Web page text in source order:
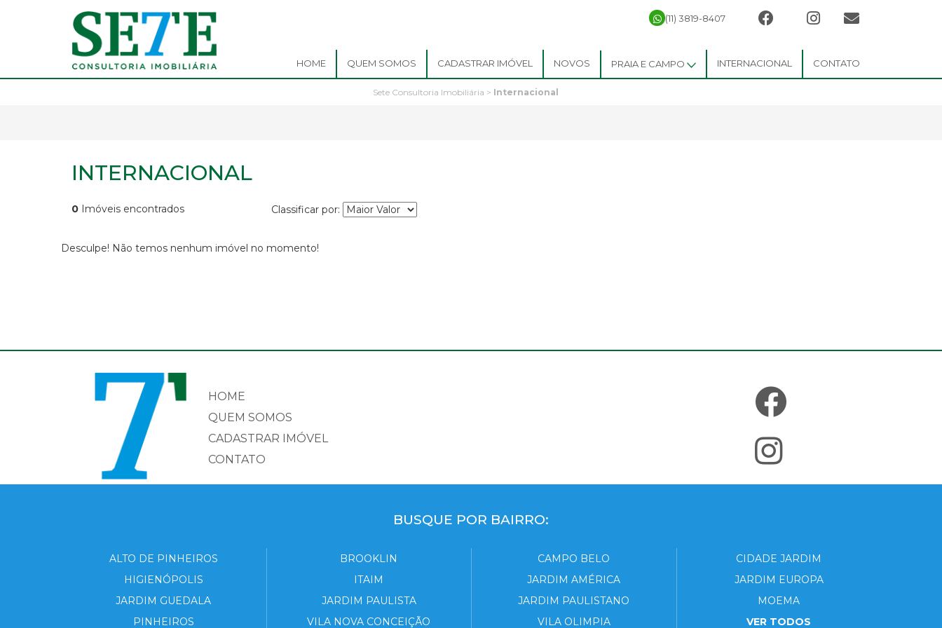
(11) 3819-8407
HOME QUEM SOMOS CADASTRAR IMÓVEL NOVOS PRAIA E CAMPO INTERNACIONAL CONTATO
Sete Consultoria Imobiliária > Internacional
INTERNACIONAL
0 Imóveis encontrados Classificar por:
Desculpe! Não temos nenhum imóvel no momento!
HOME
QUEM SOMOS
CADASTRAR IMÓVEL
CONTATO
BUSQUE POR BAIRRO:
ALTO DE PINHEIROS BROOKLIN CAMPO BELO
CIDADE JARDIM
HIGIENÓPOLIS
ITAIM JARDIM AMÉRICA
JARDIM EUROPA
JARDIM GUEDALA
JARDIM PAULISTA JARDIM PAULISTANO
MOEMA
PINHEIROS
VILA NOVA CONCEIÇÃO VILA OLIMPIA VER TODOS